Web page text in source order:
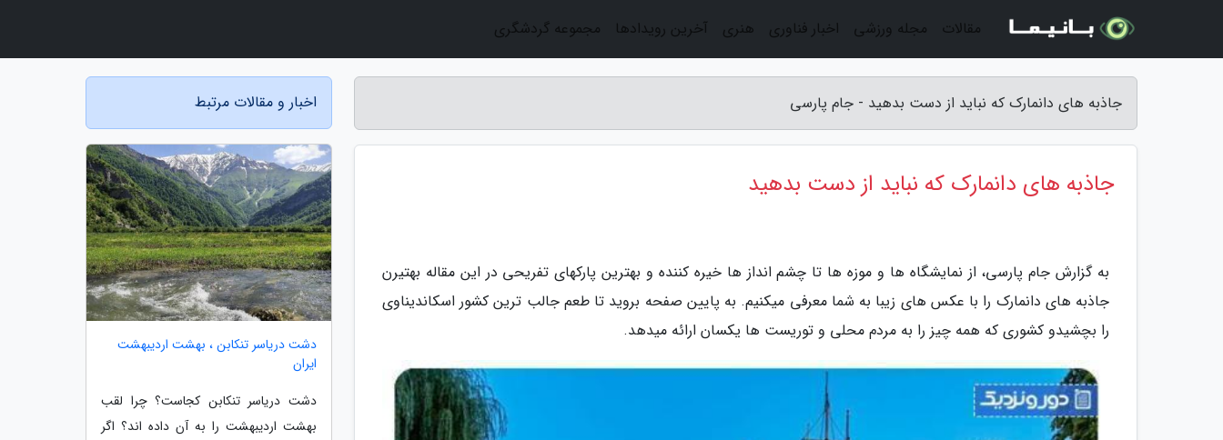
جاذبه های دانمارک که نباید از دست بدهید - جام پارسی
جاذبه های دانمارک که نباید از دست بدهید
به گزارش جام پارسی، از نمایشگاه ­ها و موزه­ ها تا چشم انداز ها خیره کننده و بهترین پارک­های تفریحی در این مقاله بهتیرن
جاذبه های دانمارک را با عکس­ های زیبا به شما معرفی می­کنیم. به پایین صفحه بروید تا طعم جالب ترین کشور اسکاندیناوی
را بچشیدو کشوری که همه چیز را به مردم محلی و توریست­ ها یکسان ارائه می­دهد.
اخبار و مقالات مرتبط
دشت دریاسر تنکابن ، بهشت اردیبهشت
ایران
دشت دریاسر تنکابن کجاست؟ چرا لقب
بهشت اردیبهشت را به آن داده اند؟ اگر
مقالات مجله ورزشی اخبار فناوری هنری آخرین رویدادها مجموعه گردشگری